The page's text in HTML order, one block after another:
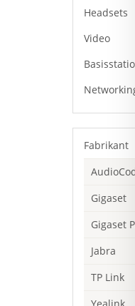
Headsets
Video
Fabrikant
Gigaset
Gigaset
Jabra
TP Link